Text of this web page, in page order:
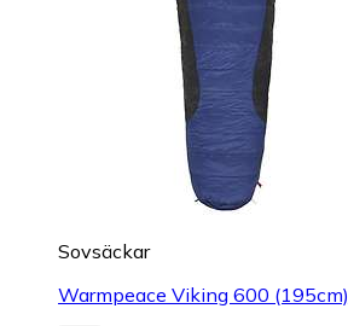
Sovsäckar
Warmpeace Viking 600 (195cm)